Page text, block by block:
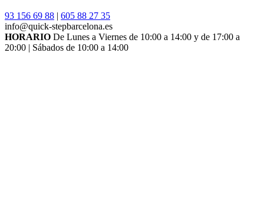
93 156 69 88 | 605 88 27 35
info@quick-stepbarcelona.es
HORARIO De Lunes a Viernes de 10:00 a 14:00 y de 17:00 a
20:00 | Sábados de 10:00 a 14:00